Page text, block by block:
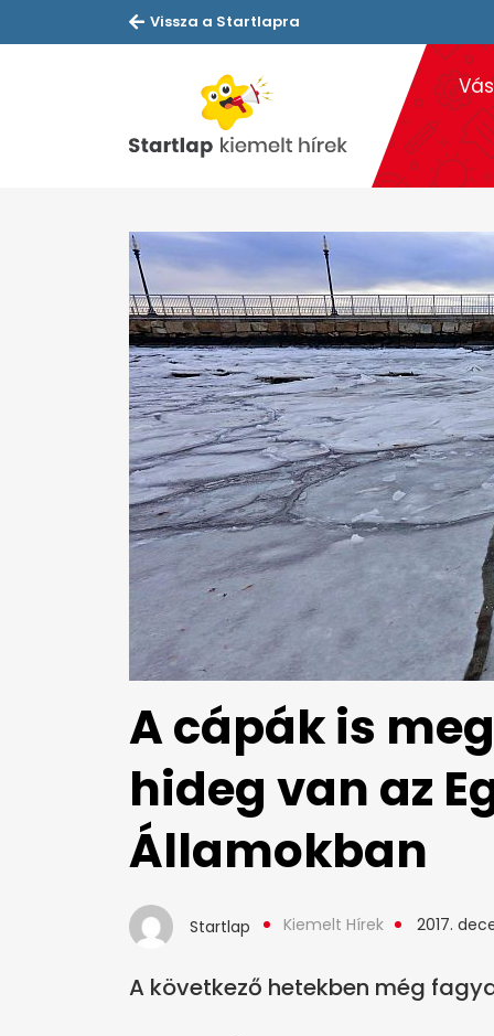
Vissza a Startlapra
A cápák is
hideg van az
Államokban
Startlap Kiemelt Hírek 2017.
A következő hetekben még